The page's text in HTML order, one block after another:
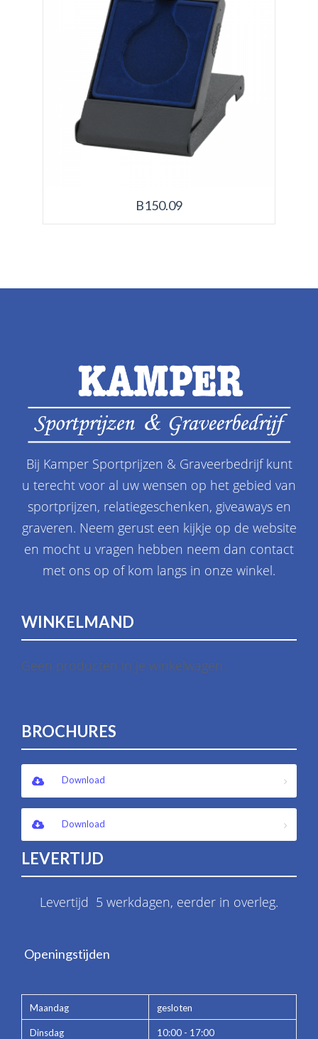
B150.09
Bij Kamper Sportprijzen & Graveerbedrijf kunt
u terecht voor al uw wensen op het gebied van
sportprijzen, relatiegeschenken, giveaways en
graveren. Neem gerust een kijkje op de website
en mocht u vragen hebben neem dan contact
met ons op of kom langs in onze winkel.
WINKELMAND
Geen producten in je winkelwagen.
BROCHURES
Download
Download
LEVERTIJD
Levertijd 5 werkdagen, eerder in overleg.
Openingstijden
Maandag gesloten
Dinsdag 10:00 - 17:00